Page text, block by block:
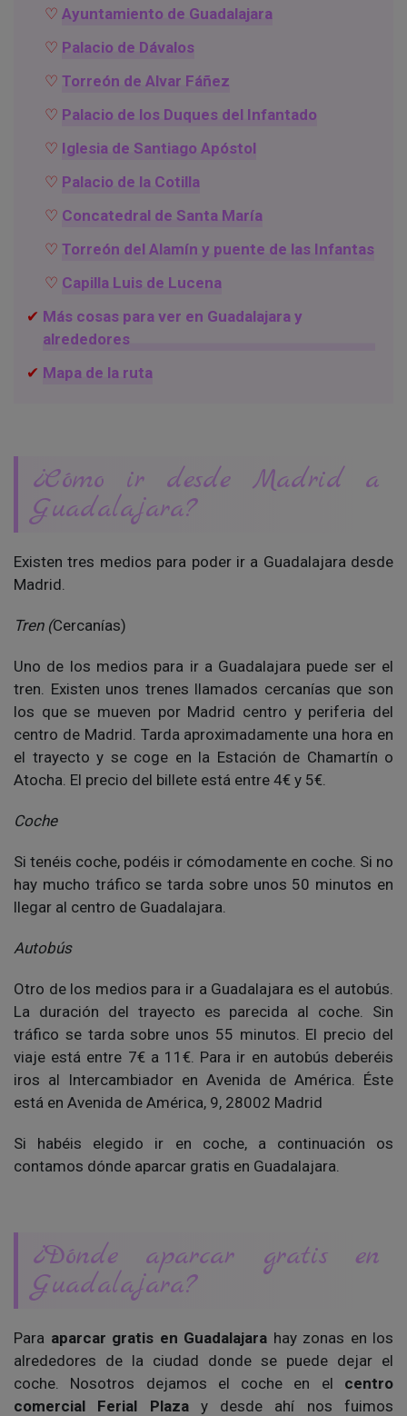
Ayuntamiento de Guadalajara
Palacio de Dávalos
Torreón de Alvar Fáñez
Palacio de los Duques del Infantado
Iglesia de Santiago Apóstol
Palacio de la Cotilla
Concatedral de Santa María
Torreón del Alamín y puente de las Infantas
Capilla Luis de Lucena
Más cosas para ver en Guadalajara y
alrededores
Mapa de la ruta
¿Cómo ir desde Madrid a
Guadalajara?
Existen tres medios para poder ir a Guadalajara desde
Madrid.
Tren (Cercanías)
Uno de los medios para ir a Guadalajara puede ser el
tren. Existen unos trenes llamados cercanías que son
los que se mueven por Madrid centro y periferia del
centro de Madrid. Tarda aproximadamente una hora en
el trayecto y se coge en la Estación de Chamartín o
Atocha. El precio del billete está entre 4€ y 5€.
Coche
Si tenéis coche, podéis ir cómodamente en coche. Si no
hay mucho tráfico se tarda sobre unos 50 minutos en
llegar al centro de Guadalajara.
Autobús
Otro de los medios para ir a Guadalajara es el autobús.
La duración del trayecto es parecida al coche. Sin
tráfico se tarda sobre unos 55 minutos. El precio del
viaje está entre 7€ a 11€. Para ir en autobús deberéis
iros al Intercambiador en Avenida de América. Éste
está en Avenida de América, 9, 28002 Madrid
Si habéis elegido ir en coche, a continuación os
contamos dónde aparcar gratis en Guadalajara.
¿Dónde aparcar gratis en
Guadalajara?
Para aparcar gratis en Guadalajara hay zonas en los
alrededores de la ciudad donde se puede dejar el
coche. Nosotros dejamos el coche en el centro
comercial Ferial Plazay desde ahí nos fuimos